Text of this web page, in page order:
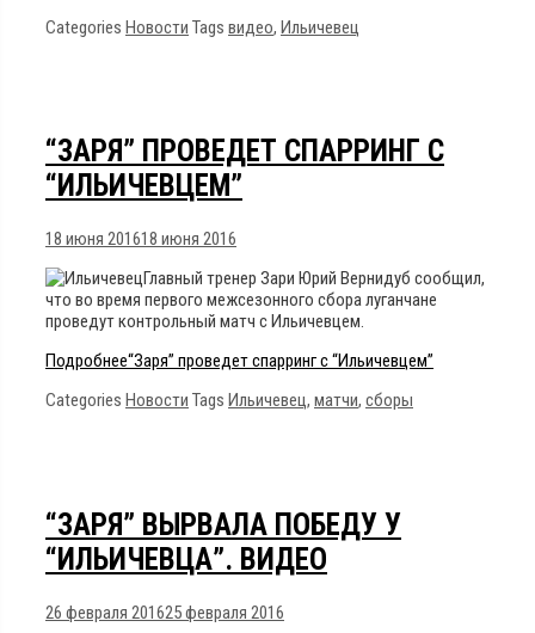
Categories Новости Tags видео, Ильичевец
“ЗАРЯ” ПРОВЕДЕТ СПАРРИНГ С
“ИЛЬИЧЕВЦЕМ”
18 июня 201618 июня 2016
Главный тренер Зари Юрий Вернидуб сообщил,
что во время первого межсезонного сбора луганчане
проведут контрольный матч с Ильичевцем.
Подробнее“Заря” проведет спарринг с “Ильичевцем”
Categories Новости Tags Ильичевец, матчи, сборы
“ЗАРЯ” ВЫРВАЛА ПОБЕДУ У
“ИЛЬИЧЕВЦА”. ВИДЕО
26 февраля 201625 февраля 2016